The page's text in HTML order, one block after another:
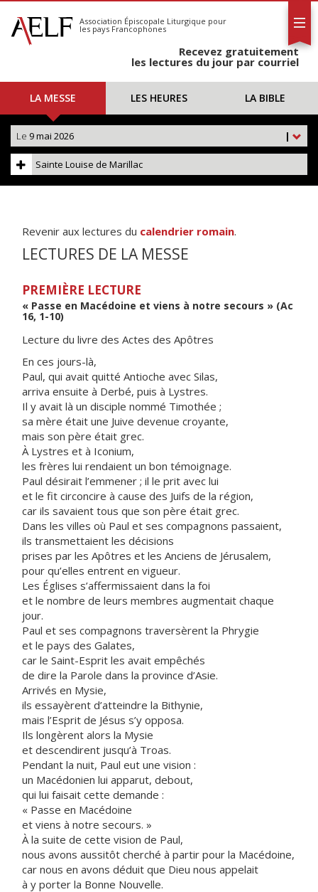
S'abonner
Calendrier
Association Épiscopale Liturgique pour
les pays Francophones
Recevez gratuitement
les lectures du jour par courriel
LA MESSE LES HEURES LA BIBLE
|
Le 9 mai 2026
Sainte Louise de Marillac
Revenir aux lectures du calendrier romain.
LECTURES DE LA MESSE
PREMIÈRE LECTURE
« Passe en Macédoine et viens à notre secours » (Ac
16, 1-10)
Lecture du livre des Actes des Apôtres
En ces jours-là,
Paul, qui avait quitté Antioche avec Silas,
arriva ensuite à Derbé, puis à Lystres.
Il y avait là un disciple nommé Timothée ;
sa mère était une Juive devenue croyante,
mais son père était grec.
À Lystres et à Iconium,
les frères lui rendaient un bon témoignage.
Paul désirait l’emmener ; il le prit avec lui
et le fit circoncire à cause des Juifs de la région,
car ils savaient tous que son père était grec.
Dans les villes où Paul et ses compagnons passaient,
ils transmettaient les décisions
prises par les Apôtres et les Anciens de Jérusalem,
pour qu’elles entrent en vigueur.
Les Églises s’affermissaient dans la foi
et le nombre de leurs membres augmentait chaque
jour.
Paul et ses compagnons traversèrent la Phrygie
et le pays des Galates,
car le Saint-Esprit les avait empêchés
de dire la Parole dans la province d’Asie.
Arrivés en Mysie,
ils essayèrent d’atteindre la Bithynie,
mais l’Esprit de Jésus s’y opposa.
Ils longèrent alors la Mysie
et descendirent jusqu’à Troas.
Pendant la nuit, Paul eut une vision :
un Macédonien lui apparut, debout,
qui lui faisait cette demande :
« Passe en Macédoine
et viens à notre secours. »
À la suite de cette vision de Paul,
nous avons aussitôt cherché à partir pour la Macédoine,
car nous en avons déduit que Dieu nous appelait
à y porter la Bonne Nouvelle.